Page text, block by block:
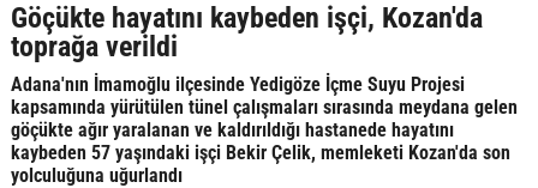
Göçükte hayatını kaybeden işçi, Kozan'da
toprağa verildi
Adana'nın İmamoğlu ilçesinde Yedigöze İçme Suyu Projesi
kapsamında yürütülen tünel çalışmaları sırasında meydana gelen
göçükte ağır yaralanan ve kaldırıldığı hastanede hayatını
kaybeden 57 yaşındaki işçi Bekir Çelik, memleketi Kozan'da son
yolculuğuna uğurlandı